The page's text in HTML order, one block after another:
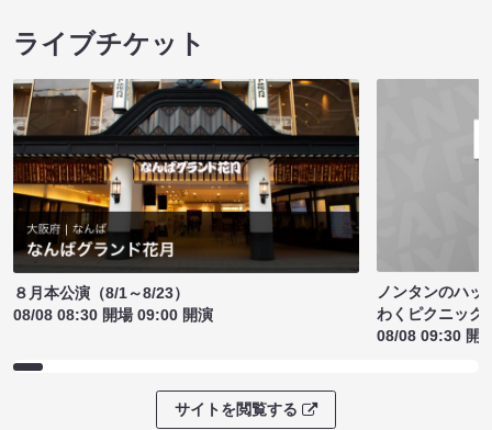
ライブチケット
８月本公演（8/1～8/23）
08/08 08:30 開場 09:00 開演
ノンタンのハッ
わくピクニック
08/08 09:30 開
サイトを閲覧する